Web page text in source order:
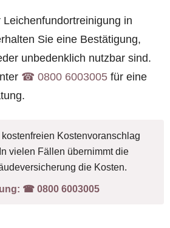
in
Sie eine Bestätigung,
unbedenklich nutzbar sind.
☎︎ 0800 6003005 für eine
Kostenvoranschlag
vielen Fällen übernimmt die
die Kosten.
☎︎ 0800 6003005